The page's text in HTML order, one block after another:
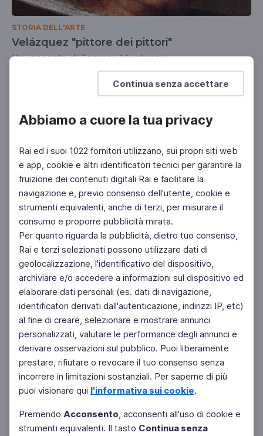
Continua senza accettare
Abbiamo a cuore la tua privacy
Rai ed i suoi 1022 fornitori utilizzano, sui propri siti web
e app, cookie e altri identificatori tecnici per garantire la
fruizione dei contenuti digitali Rai e facilitare la
navigazione e, previo consenso dell'utente, cookie e
strumenti equivalenti, anche di terzi, per misurare il
consumo e proporre pubblicità mirata.
Per quanto riguarda la pubblicità, dietro tuo consenso,
Rai e terzi selezionati possono utilizzare dati di
geolocalizzazione, l'identificativo del dispositivo,
archiviare e/o accedere a informazioni sul dispositivo ed
elaborare dati personali (es. dati di navigazione,
identificatori derivati dall'autenticazione, indirizzi IP, etc)
al fine di creare, selezionare e mostrare annunci
personalizzati, valutare le performance degli annunci e
derivare osservazioni sul pubblico. Puoi liberamente
prestare, rifiutare o revocare il tuo consenso senza
incorrere in limitazioni sostanziali. Per saperne di più
puoi visionare qui l'informativa sui cookie.
Premendo Acconsento, acconsenti all'uso di cookie e
strumenti equivalenti. Il tasto Continua senza
STORIA DELL'ARTE
Velázquez "pittore dei pittori"
Un racconto di Tomaso Montanari